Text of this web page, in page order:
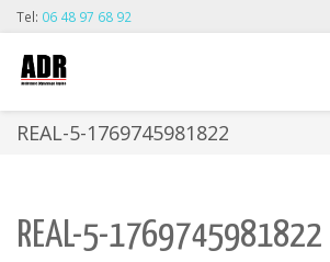
Tel: 06 48 97 68 92
REAL-5-1769745981822
REAL-5-1769745981822